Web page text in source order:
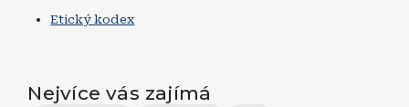
Etický kodex
Nejvíce vás zajímá